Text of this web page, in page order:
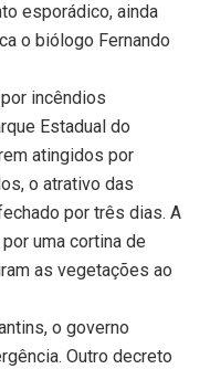
esporádico, ainda
o biólogo Fernando
incêndios
Estadual do
atingidos por
o atrativo das
por três dias. A
uma cortina de
as vegetações ao
o governo
Outro decreto